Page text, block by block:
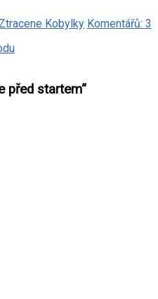
Kobylky Komentářů: 3
před startem“